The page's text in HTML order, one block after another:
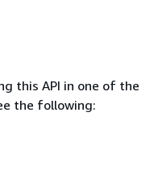
this API in one of the
the following: